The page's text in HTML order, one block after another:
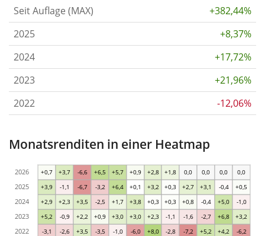
Seit Auflage (MAX)
+382,44%
2025
+8,37%
2024
+17,72%
2023
+21,96%
2022
-12,06%
Monatsrenditen in einer Heatmap
-3,1 -2,6 +3,5 -3,5 -1,0 -6,0 +8,0 -2,8 -7,2 +5,2 +4,2 -6,2
+5,2 -0,9 +2,2 +0,9 +3,0 +3,0 +2,3 -1,1 -1,6 -2,7 +6,8 +3,2
+2,9 +2,3 +3,5 -2,5 +1,7 +3,8 +0,3 +0,3 +0,8 -0,4 +5,0 -1,0
+3,9 -1,1 -6,7 -3,2 +6,4 +0,1 +3,2 +0,3 +2,7 +3,1 -0,4 +0,5
+0,7 +3,7 -6,6 +6,5 +5,7 +0,9 +2,8 +1,8 0,0 0,0 0,0 0,0
2022
2023
2024
2025
2026